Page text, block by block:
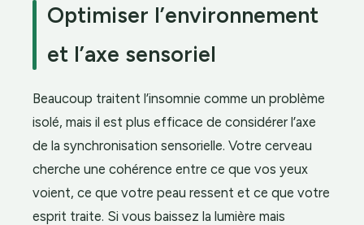
Optimiser l’environnement
et l’axe sensoriel
Beaucoup traitent l’insomnie comme un problème
isolé, mais il est plus efficace de considérer l’axe
de la synchronisation sensorielle. Votre cerveau
cherche une cohérence entre ce que vos yeux
voient, ce que votre peau ressent et ce que votre
esprit traite. Si vous baissez la lumière mais